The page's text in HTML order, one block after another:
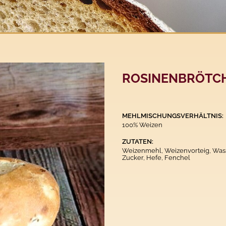
MEHLMISCHUNGSVERHÄLTNIS:
100% Weizen
ZUTATEN:
Weizenmehl, Weizenvorteig,
Zucker, Hefe, Fenchel